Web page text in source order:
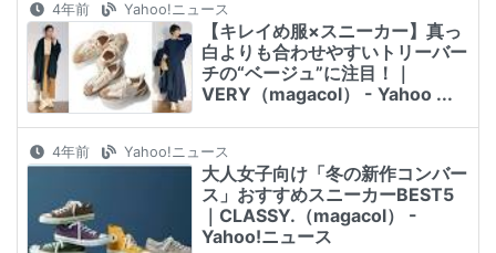
4年前 Yahoo!ニュース
【キレイめ服×スニーカー】真っ
白よりも合わせやすいトリーバー
チの“ベージュ”に注目！｜
VERY（magacol） - Yahoo ...
4年前 Yahoo!ニュース
大人女子向け「冬の新作コンバー
ス」おすすめスニーカーBEST5
｜CLASSY.（magacol） -
Yahoo!ニュース